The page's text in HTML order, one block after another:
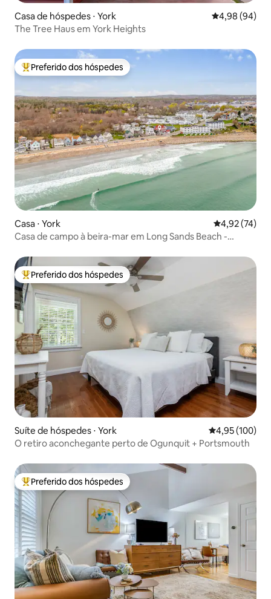
Casa de hóspedes ⋅ York 4,98 de uma
4,98 (94)
The Tree Haus em York Heights
Entre os melhores preferidos dos hóspedes
Preferido dos hóspedes
Casa ⋅ York 4,92 de uma
4,92 (74)
Casa de campo à beira-mar em Long Sands Beach -
Entre os melhores preferidos dos hóspedes
Preferido dos hóspedes
Suíte de hóspedes ⋅ York 4,95 de uma
4,95 (100)
O retiro aconchegante perto de Ogunquit + Portsmouth
Entre os melhores preferidos dos hóspedes
Preferido dos hóspedes